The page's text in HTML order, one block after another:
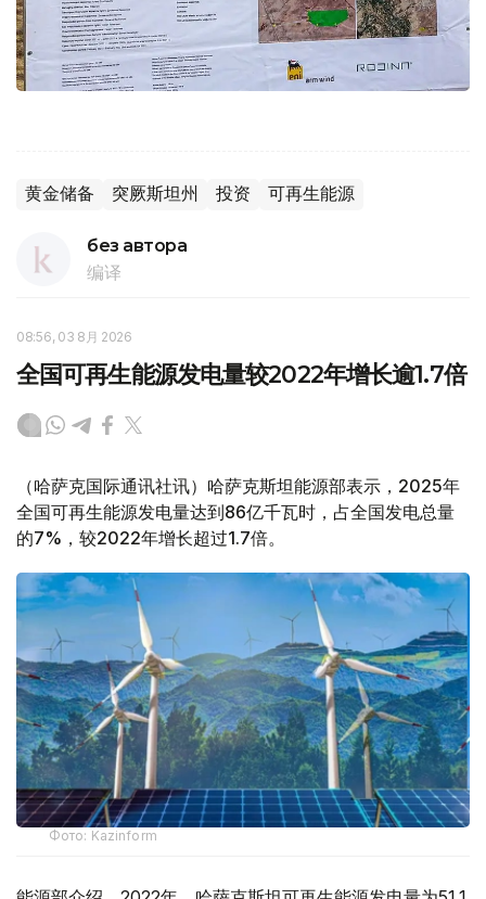
黄金储备 突厥斯坦州 投资 可再生能源
без автора
编译
08:56, 03 8月 2026
全国可再生能源发电量较2022年增长逾1.7倍
（哈萨克国际通讯社讯）哈萨克斯坦能源部表示，2025年
全国可再生能源发电量达到86亿千瓦时，占全国发电总量
的7%，较2022年增长超过1.7倍。
Фото: Kazinform